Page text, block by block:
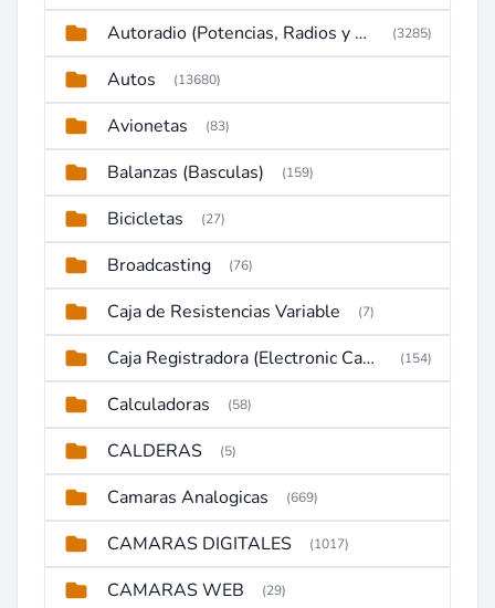
Autoradio (Potencias, Radios y DVD) (3285)
Autos (13680)
Avionetas (83)
Balanzas (Basculas) (159)
Bicicletas (27)
Broadcasting (76)
Caja de Resistencias Variable (7)
Caja Registradora (Electronic Cash Register) (154)
Calculadoras (58)
CALDERAS (5)
Camaras Analogicas (669)
CAMARAS DIGITALES (1017)
CAMARAS WEB (29)